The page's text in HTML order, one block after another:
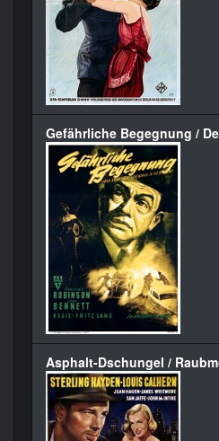
Gefährliche Begegnung /
Asphalt-Dschungel /